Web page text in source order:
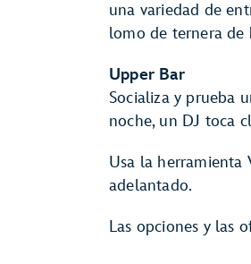
una variedad de
lomo de ternera de
Upper Bar
Socializa y prueba
noche, un DJ toca
Usa la herramienta
adelantado.
Las opciones y las